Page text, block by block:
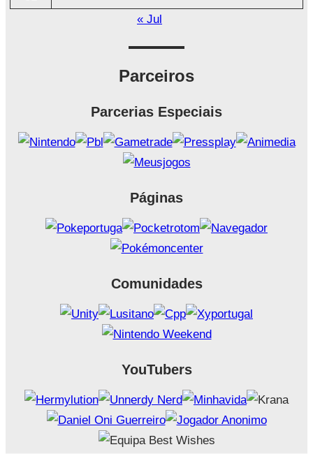
« Jul
Parceiros
Parcerias Especiais
Páginas
Comunidades
YouTubers